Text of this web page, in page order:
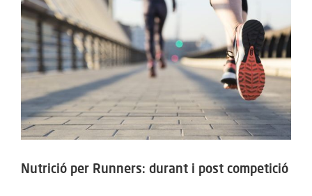
ACTIVITATS
SERVEIS
INFANTS
BLOG
Nutrició per Runners: durant i post competició